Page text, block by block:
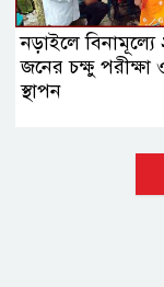
নড়াইলে
জনের চক্ষু পরীক্ষা
স্থাপন